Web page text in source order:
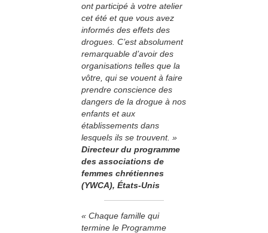
ont participé à votre atelier
cet été et que vous avez
informés des effets des
drogues. C’est absolument
remarquable d’avoir des
organisations telles que la
vôtre, qui se vouent à faire
prendre conscience des
dangers de la drogue à nos
enfants et aux
établissements dans
lesquels ils se trouvent. »
Directeur du programme
des associations de
femmes chrétiennes
(YWCA), États-Unis
« Chaque famille qui
termine le Programme